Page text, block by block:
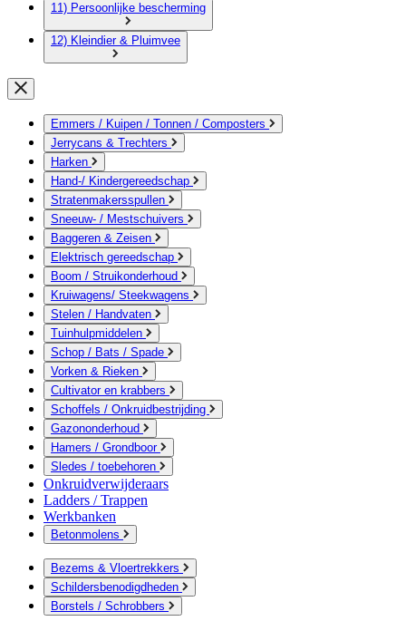
11) Persoonlijke bescherming
12) Kleindier & Pluimvee
Emmers / Kuipen / Tonnen / Composters
Jerrycans & Trechters
Harken
Hand-/ Kindergereedschap
Stratenmakersspullen
Sneeuw- / Mestschuivers
Baggeren & Zeisen
Elektrisch gereedschap
Boom / Struikonderhoud
Kruiwagens/ Steekwagens
Stelen / Handvaten
Tuinhulpmiddelen
Schop / Bats / Spade
Vorken & Rieken
Cultivator en krabbers
Schoffels / Onkruidbestrijding
Gazononderhoud
Hamers / Grondboor
Sledes / toebehoren
Onkruidverwijderaars
Ladders / Trappen
Werkbanken
Betonmolens
Bezems & Vloertrekkers
Schildersbenodigdheden
Borstels / Schrobbers